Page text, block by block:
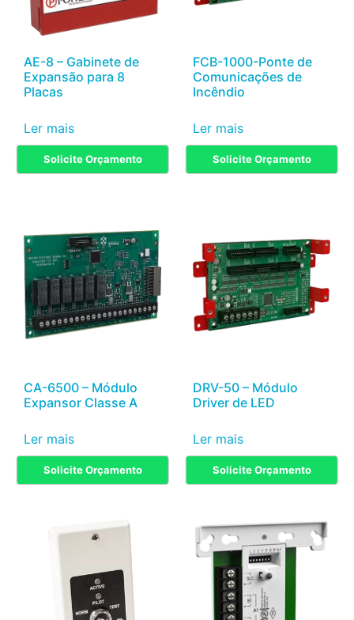
AE-8 – Gabinete de
Expansão para 8
Placas
Solicite Orçamento
Ler mais
FCB-1000-Ponte de
Comunicações de
Incêndio
Solicite Orçamento
Ler mais
CA-6500 – Módulo
Expansor Classe A
Solicite Orçamento
Ler mais
DRV-50 – Módulo
Driver de LED
Solicite Orçamento
Ler mais